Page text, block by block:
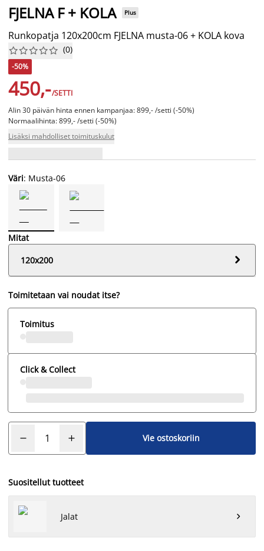
FJELNA F + KOLA Plus
Runkopatja 120x200cm FJELNA musta-06 + KOLA kova





 (0)
-50%
450,-/SETTI
Alin 30 päivän hinta ennen kampanjaa: 899,- /setti (-50%)
Normaalihinta: 899,- /setti (-50%)
Lisäksi mahdolliset toimituskulut
Väri: Musta-06
Mitat
120x200

Toimitetaan vai noudat itse?
Toimitus
Click & Collect
Vie ostoskoriin
Suositellut tuotteet
Jalat 